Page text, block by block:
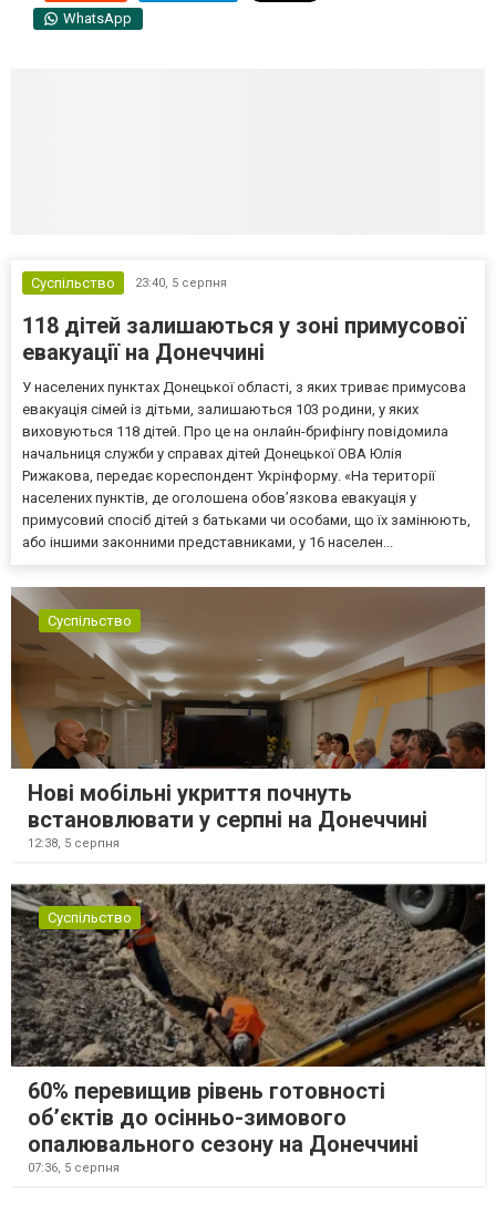
WhatsApp
Суспільство 23:40, 5 серпня
118 дітей залишаються у зоні примусової
евакуації на Донеччині
У населених пунктах Донецької області, з яких триває примусова
евакуація сімей із дітьми, залишаються 103 родини, у яких
виховуються 118 дітей. Про це на онлайн-брифінгу повідомила
начальниця служби у справах дітей Донецької ОВА Юлія
Рижакова, передає кореспондент Укрінформу. «На території
населених пунктів, де оголошена обов’язкова евакуація у
примусовий спосіб дітей з батьками чи особами, що їх замінюють,
або іншими законними представниками, у 16 населен...
Суспільство
Нові мобільні укриття почнуть
встановлювати у серпні на Донеччині
12:38, 5 серпня
Суспільство
60% перевищив рівень готовності
об’єктів до осінньо-зимового
опалювального сезону на Донеччині
07:36, 5 серпня